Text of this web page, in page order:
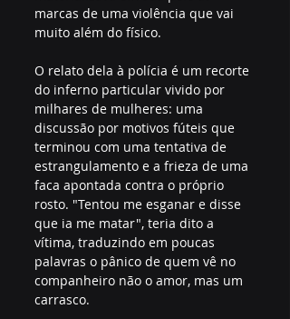
marcas de uma violência que vai
muito além do físico.
O relato dela à polícia é um recorte
do inferno particular vivido por
milhares de mulheres: uma
discussão por motivos fúteis que
terminou com uma tentativa de
estrangulamento e a frieza de uma
faca apontada contra o próprio
rosto. "Tentou me esganar e disse
que ia me matar", teria dito a
vítima, traduzindo em poucas
palavras o pânico de quem vê no
companheiro não o amor, mas um
carrasco.